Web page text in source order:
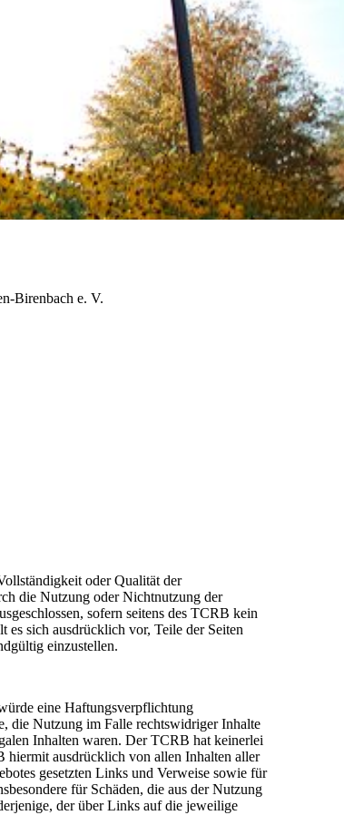
Birenbach e. V.
oder Qualität der
die Nutzung oder Nichtnutzung der
sofern seitens des TCRB kein
sich ausdrücklich vor, Teile der Seiten
einzustellen.
eine Haftungsverpflichtung
die Nutzung im Falle rechtswidriger Inhalte
Inhalten waren. Der TCRB hat keinerlei
hiermit ausdrücklich von allen Inhalten aller
gesetzten Links und Verweise sowie für
für Schäden, die aus der Nutzung
der über Links auf die jeweilige